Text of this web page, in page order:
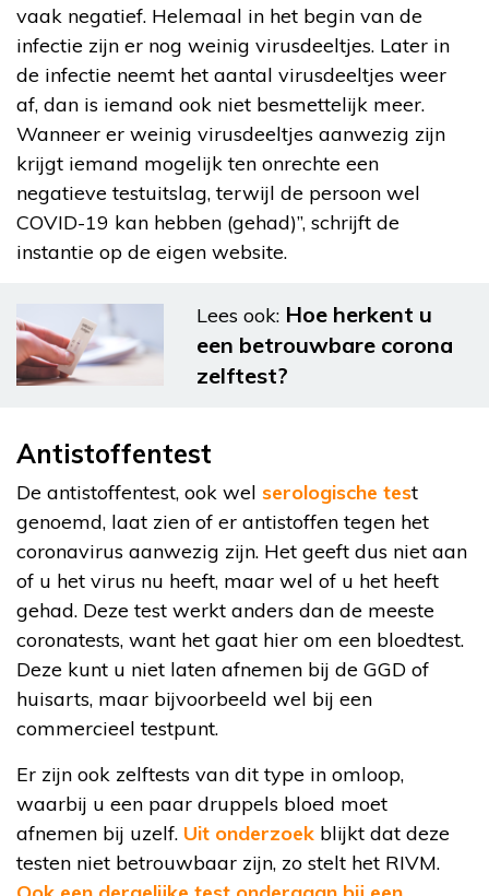
vaak negatief. Helemaal in het begin van de
infectie zijn er nog weinig virusdeeltjes. Later in
de infectie neemt het aantal virusdeeltjes weer
af, dan is iemand ook niet besmettelijk meer.
Wanneer er weinig virusdeeltjes aanwezig zijn
krijgt iemand mogelijk ten onrechte een
negatieve testuitslag, terwijl de persoon wel
COVID-19 kan hebben (gehad)”, schrijft de
instantie op de eigen website.
Lees ook: Hoe herkent u
een betrouwbare corona
zelftest?
Antistoffentest
De antistoffentest, ook wel serologische test
genoemd, laat zien of er antistoffen tegen het
coronavirus aanwezig zijn. Het geeft dus niet aan
of u het virus nu heeft, maar wel of u het heeft
gehad. Deze test werkt anders dan de meeste
coronatests, want het gaat hier om een bloedtest.
Deze kunt u niet laten afnemen bij de GGD of
huisarts, maar bijvoorbeeld wel bij een
commercieel testpunt.
Er zijn ook zelftests van dit type in omloop,
waarbij u een paar druppels bloed moet
afnemen bij uzelf. Uit onderzoek blijkt dat deze
testen niet betrouwbaar zijn, zo stelt het RIVM.